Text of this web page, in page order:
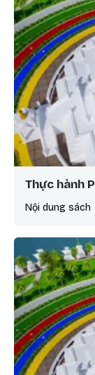
Thực hành
Nội dung sách